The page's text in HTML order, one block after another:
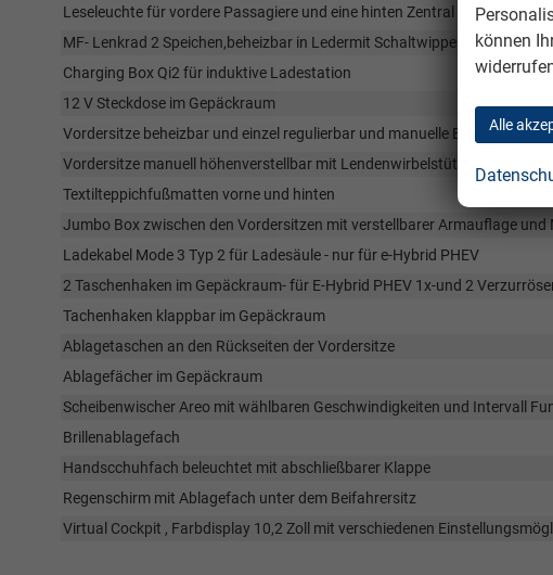
Leseleuchte für vordere Passagiere und eine hinten Zentral
MF- Lenkrad 2 Speichen,beheizbar in Ledermit Schaltwippen
Charging Box Qi2 für induktive Ladestation
12 V Steckdose im Gepäckraum
Vordersitze beheizbar und einzel regulierbar und manuelle Einstellung
Vordersitze manuell höhenverstellbar mit Lendenwirbelstützen manuell
Textilteppichfußmatten vorne und hinten
Jumbo Box zwischen den Vordersitzen mit verstellbarer Armauflage
Ladekabel Mode 3 Typ 2 für Ladesäule - nur für e-Hybrid PHEV
2 Taschenhaken im Gepäckraum- für E-Hybrid PHEV 1x-und 2
Tachenhaken klappbar im Gepäckraum
Ablagetaschen an den Rückseiten der Vordersitze
Ablagefächer im Gepäckraum
Scheibenwischer Areo mit wählbaren Geschwindigkeiten und Intervall
Brillenablagefach
Handscchuhfach beleuchtet mit abschließbarer Klappe
Regenschirm mit Ablagefach unter dem Beifahrersitz
Virtual Cockpit , Farbdisplay 10,2 Zoll mit verschiedenen
können
Alle